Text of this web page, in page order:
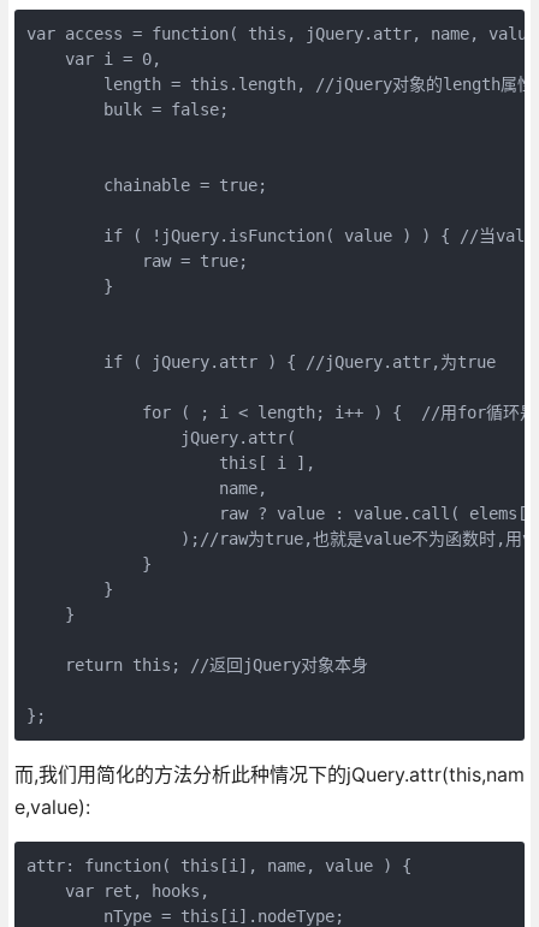
var access = function( this, jQuery.attr, name,
    var i = 0,
length = this.length, //jQuery对象的length属性,
        bulk = false;
        chainable = true;
if ( !jQuery.isFunction( value ) ) { //当value
            raw = true;
        }
        if ( jQuery.attr ) { //jQuery.attr,为true
for ( ; i < length; i++ ) {  //用for循环是
                jQuery.attr(
                    this[ i ],
                    name,
raw ? value :
);//raw为true,也就是value不为函数时,用
            }
        }
    }
    return this; //返回jQuery对象本身
};
而,我们用简化的方法分析此种情况下的jQuery.attr(this,nam
e,value):
attr: function( this[i], name, value ) {
    var ret, hooks,
        nType = this[i].nodeType;